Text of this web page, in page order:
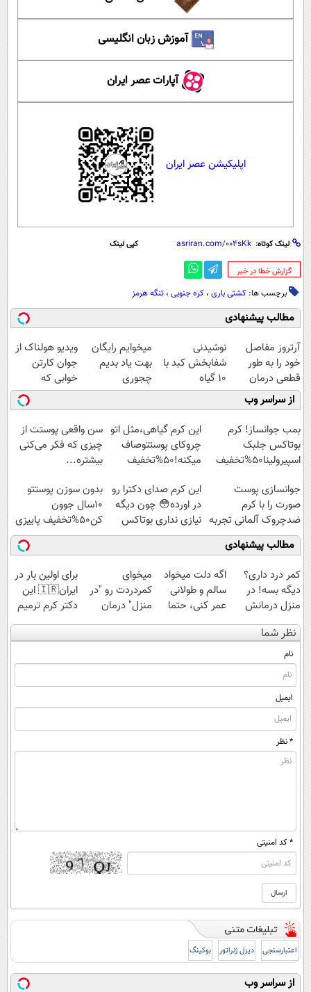
آموزش زبان انگلیسی
آپارات عصر ایران
اپلیکیشن عصر ایران
لینک کوتاه: کپی لینک
‌گزارش خطا در خبر
برچسب ها: کشتی باری ، کره جنوبی ، تنگه هرمز
مطالب پیشنهادی
آرتروز مفاصل
خود را به طور
قطعی درمان
کنید!
◗پرسش‌نامه◖
نوشیدنی
شفابخش کبد با
10 گیاه
موثر(تخفیف تا
امشب)
میخوایم رایگان
بهت یاد بدیم
چجوری
پولدارشی! باور
نداری امتحانش
مجانیه
ویدیو هولناک از
جوان کارتن
خوابی که
میلیاردر شد.
آموزش رایگان
از سراسر وب
بمب جوانساز! کرم
بوتاکس جلبک
اسپیرولینا50%تخفیف
این کرم گیاهی،مثل اتو
چروکای پوستتوصاف
میکنه!50%تخفیف
سن واقعی پوستت از
چیزی که فکر می‌کنی
بیشتره...
جوانسازی پوست
صورت را با کرم
ضدچروک آلمانی تجربه
کنید!
این کرم صدای دکترا رو
در اورده😳 چون دیگه
نیازی نداری بوتاکس
کنی!!!
بدون سوزن پوستتو
10سال جوون
کن50%تخفیف پاییزی
مطالب پیشنهادی
کمر درد داری؟
دیگه بسه! در
منزل درمانش
کن
(◀پرسش‌نامه)
اگه دلت میخواد
سالم و طولانی
عمر کنی، حتما
این دمنوش رو
بخر!
میخوای
کمردردت رو "در
منزل" درمان
کنی؟ (◂فیلم +
◂پرسش‌نامه)
برای اولین بار در
ایران🇮🇷 این
دکتر کرم ترمیم
کننده 23 روزه
ساخت!
نظر شما
نام
ایمیل
* نظر
* کد امنیتی
اعتبارسنجی دیزل ژنراتور بوکینگ
از سراسر وب